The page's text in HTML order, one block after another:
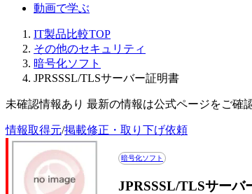
動画で学ぶ
IT製品比較TOP
その他のセキュリティ
暗号化ソフト
JPRSSSL/TLSサーバー証明書
未確認情報あり 最新の情報は公式ページをご確
情報取得元/掲載修正・取り下げ依頼
暗号化ソフト
JPRSSSL/TLSサーバ